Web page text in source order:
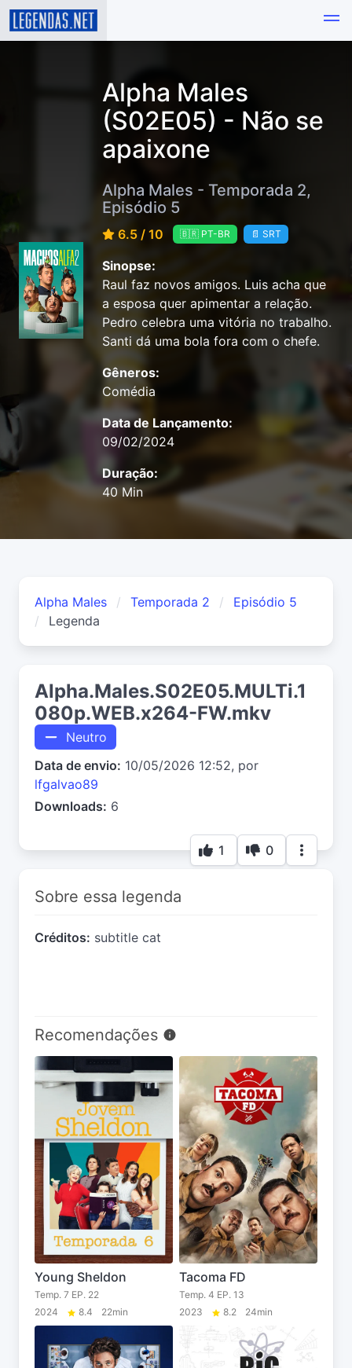
Alpha Males
(S02E05) - Não se
apaixone
Alpha Males - Temporada 2,
Episódio 5
6.5 / 10 🇧🇷 PT-BR 📄 SRT
Sinopse:
Raul faz novos amigos. Luis acha que
a esposa quer apimentar a relação.
Pedro celebra uma vitória no trabalho.
Santi dá uma bola fora com o chefe.
Gêneros:
Comédia
Data de Lançamento:
09/02/2024
Duração:
40 Min
Alpha Males Temporada 2
Episódio 5
Legenda
Alpha.Males.S02E05.MULTi.1
080p.WEB.x264-FW.mkv
Neutro
Data de envio: 10/05/2026 12:52, por
lfgalvao89
Downloads: 6
1 0
Sobre essa legenda
Créditos: subtitle cat
Recomendações
Young Sheldon
Temp. 7 EP. 22
2024
8.4 22min
Tacoma FD
Temp. 4 EP. 13
2023
8.2 24min